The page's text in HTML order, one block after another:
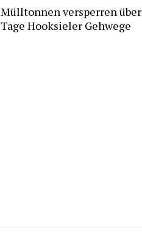
Mülltonnen versperren über
Tage Hooksieler Gehwege